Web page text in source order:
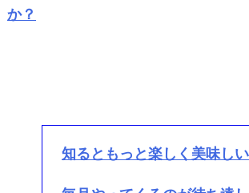
か？
知るともっと楽しく美味し